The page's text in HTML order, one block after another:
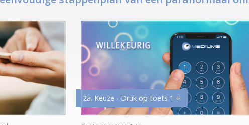
2a. Keuze - Druk op toets 1 +